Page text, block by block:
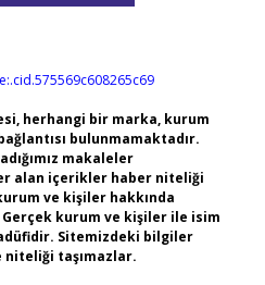
herhangi bir marka, kurum
bulunmamaktadır.
makaleler
alan içerikler haber niteliği
ve kişiler hakkında
Gerçek kurum ve kişiler ile isim
Sitemizdeki bilgiler
taşımazlar.